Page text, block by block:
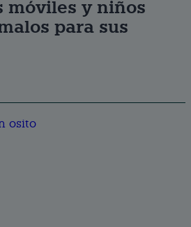
móviles y niños
para sus